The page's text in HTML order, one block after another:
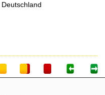
Deutschland